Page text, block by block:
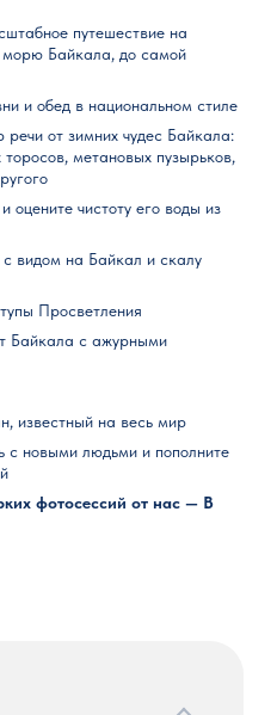
путешествие на
морю Байкала, до самой
и обед в национальном стиле
от зимних чудес Байкала:
метановых пузырьков,
чистоту его воды из
видом на Байкал и скалу
Просветления
Байкала с ажурными
известный на весь мир
с новыми людьми и пополните
фотосессий от нас — В